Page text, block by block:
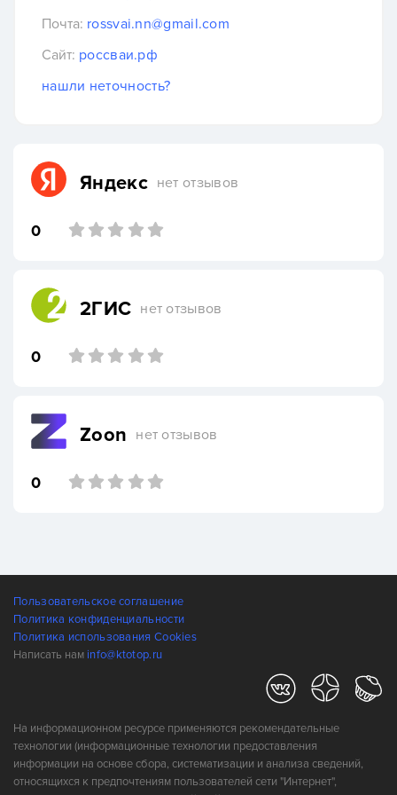
Почта: rossvai.nn@gmail.com
Сайт: россваи.рф
нашли неточность?
Яндекс нет отзывов
0
2ГИС нет отзывов
0
Zoon нет отзывов
0
Пользовательское соглашение
Политика конфиденциальности
Политика использования Cookies
Написать нам info@ktotop.ru
На информационном ресурсе применяются рекомендательные
технологии (информационные технологии предоставления
информации на основе сбора, систематизации и анализа сведений,
относящихся к предпочтениям пользователей сети "Интернет",